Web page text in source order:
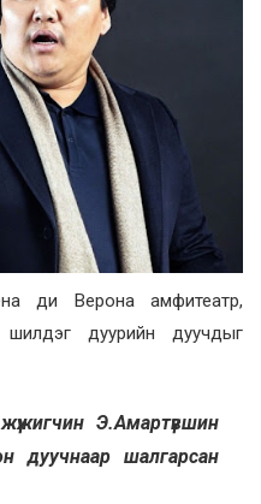
ди Верона амфитеатр,
дуурийн дуучдыг
Э.Амартүвшин
дуучнаар шалгарсан